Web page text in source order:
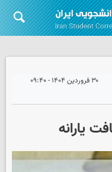
۳۰ فروردین ۱۴۰۴ - ۰۹:۴۰